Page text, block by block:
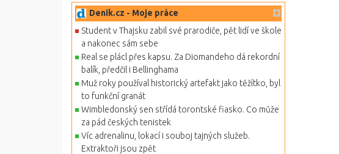
Denik.cz - Moje práce
Student v Thajsku zabil své prarodiče, pět lidí ve škole
a nakonec sám sebe
Real se plácl přes kapsu. Za Diomandeho dá rekordní
balík, předčil i Bellinghama
Muž roky používal historický artefakt jako těžítko, byl
to funkční granát
Wimbledonský sen střídá torontské fiasko. Co může
za pád českých tenistek
Víc adrenalinu, lokací i souboj tajných služeb.
Extraktoři jsou zpět